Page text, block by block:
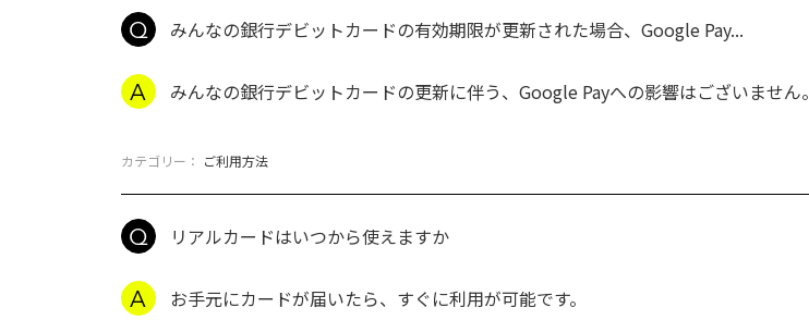
みんなの銀行デビットカードの有効期限が更新された場合、Google Pay...
みんなの銀行デビットカードの更新に伴う、Google Payへの影響はございません。
カテゴリー： ご利用方法
リアルカードはいつから使えますか
お手元にカードが届いたら、すぐに利用が可能です。